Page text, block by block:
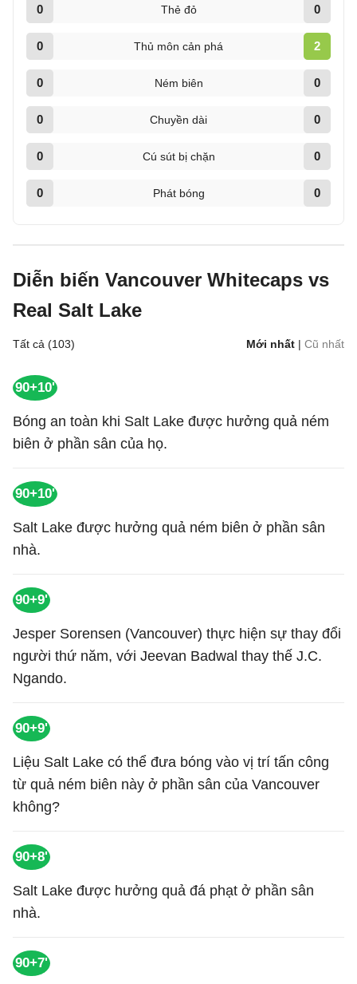
0 Thẻ đỏ 0
0 Thủ môn cản phá 2
0 Ném biên 0
0 Chuyền dài 0
0 Cú sút bị chặn 0
0 Phát bóng 0
Diễn biến Vancouver Whitecaps vs
Real Salt Lake
Tất cả (103) Mới nhất | Cũ nhất
90+10'
Bóng an toàn khi Salt Lake được hưởng quả ném
biên ở phần sân của họ.
90+10'
Salt Lake được hưởng quả ném biên ở phần sân
nhà.
90+9'
Jesper Sorensen (Vancouver) thực hiện sự thay đổi
người thứ năm, với Jeevan Badwal thay thế J.C.
Ngando.
90+9'
Liệu Salt Lake có thể đưa bóng vào vị trí tấn công
từ quả ném biên này ở phần sân của Vancouver
không?
90+8'
Salt Lake được hưởng quả đá phạt ở phần sân
nhà.
90+7'